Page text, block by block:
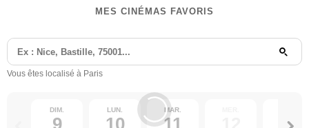
MES CINÉMAS FAVORIS
Vous êtes localisé à Paris
DIM.
9
LUN.
10
MAR.
11 13